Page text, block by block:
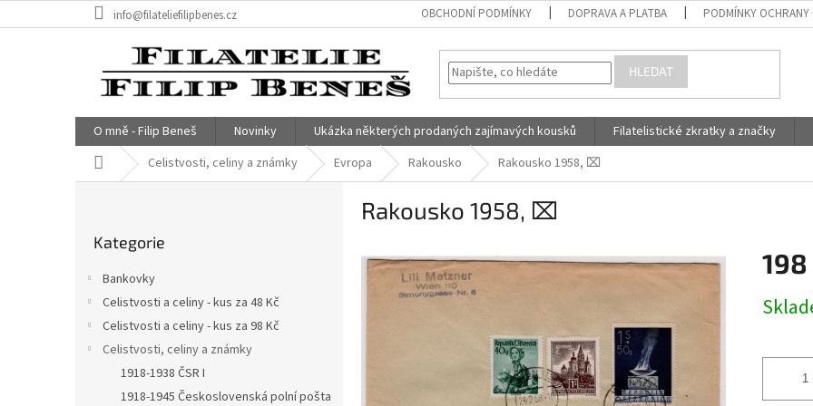
na
info@filateliefilipbenes.cz OBCHODNÍ PODMÍNKY DOPRAVA A PLATBA PODMÍNKY OCHRANY
HLEDAT
O mně - Filip Beneš Novinky Ukázka některých prodaných zajímavých kousků Filatelistické zkratky a značky
Domů Celistvosti, celiny a známky Evropa Rakousko Rakousko 1958, ⌧︎
kategorie
Kategorie
Bankovky
Celistvosti a celiny - kus za 48 Kč
Celistvosti a celiny - kus za 98 Kč
Celistvosti, celiny a známky
1918-1938 ČSR I
1918-1945 Československá polní pošta
Rakousko 1958, ⌧︎
198
cena: